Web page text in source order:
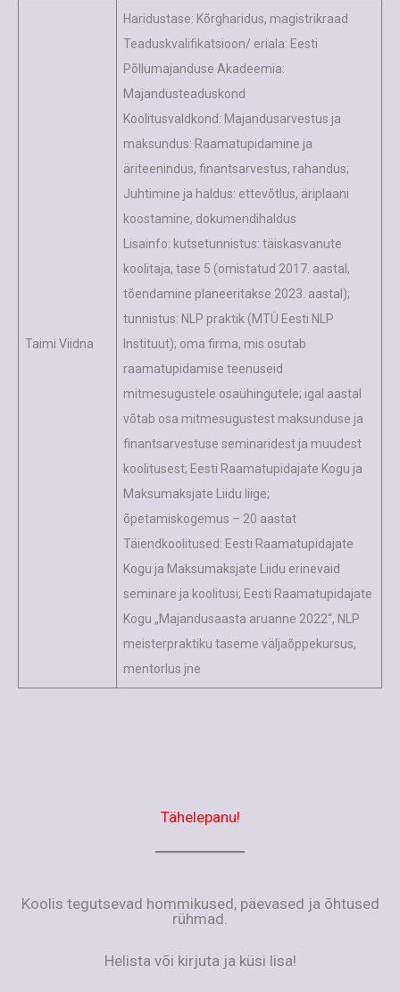
Tähelepanu!
Koolis tegutsevad hommikused, päevased ja õhtused
rühmad.
Helista või kirjuta ja küsi lisa!
Taimi Viidna
Haridustase: Kõrgharidus, magistrikraad
Teaduskvalifikatsioon/ eriala: Eesti
Põllumajanduse Akadeemia:
Majandusteaduskond
Koolitusvaldkond: Majandusarvestus ja
maksundus: Raamatupidamine ja
äriteenindus, finantsarvestus, rahandus;
Juhtimine ja haldus: ettevõtlus, äriplaani
koostamine, dokumendihaldus
Lisainfo: kutsetunnistus: täiskasvanute
koolitaja, tase 5 (omistatud 2017. aastal,
tõendamine planeeritakse 2023. aastal);
tunnistus: NLP praktik (MTÜ Eesti NLP
Instituut); oma firma, mis osutab
raamatupidamise teenuseid
mitmesugustele osaühingutele; igal aastal
võtab osa mitmesugustest maksunduse ja
finantsarvestuse seminaridest ja muudest
koolitusest; Eesti Raamatupidajate Kogu ja
Maksumaksjate Liidu liige;
õpetamiskogemus – 20 aastat
Täiendkoolitused: Eesti Raamatupidajate
Kogu ja Maksumaksjate Liidu erinevaid
seminare ja koolitusi; Eesti Raamatupidajate
Kogu „Majandusaasta aruanne 2022“, NLP
meisterpraktiku taseme väljaõppekursus,
mentorlus jne